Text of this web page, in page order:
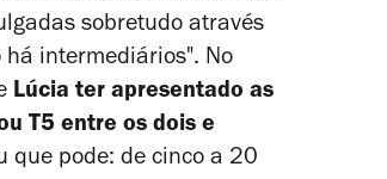
sobretudo através
há intermediários". No
Lúcia ter apresentado as
T5 entre os dois e
que pode: de cinco a 20